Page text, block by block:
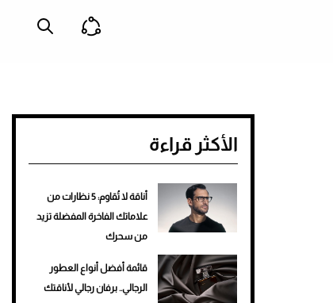
الأكثر قراءة
أناقة لا تُقاوم: 5 نظارات من
علاماتك الفاخرة المفضلة تزيد
من سحرك
قائمة أفضل أنواع العطور
الرجالي.. برفان رجالي لأناقتك